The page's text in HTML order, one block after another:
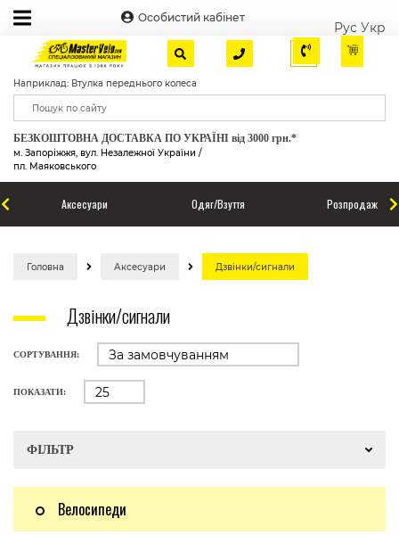
Особистий кабінет
Рус Укр
Наприклад: Втулка переднього колеса
БЕЗКОШТОВНА ДОСТАВКА ПО УКРАЇНІ від 3000 грн.*
м. Запоріжжя, вул. Незалежної України /
пл. Маяковського
Аксесуари Одяг/Взуття Розпродаж
Головна Аксесуари Дзвінки/сигнали
Дзвінки/сигнали
СОРТУВАННЯ:
ПОКАЗАТИ:
ФІЛЬТР
Велосипеди